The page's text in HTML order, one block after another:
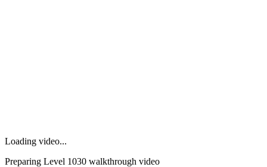
Loading video...
Preparing Level 1030 walkthrough video